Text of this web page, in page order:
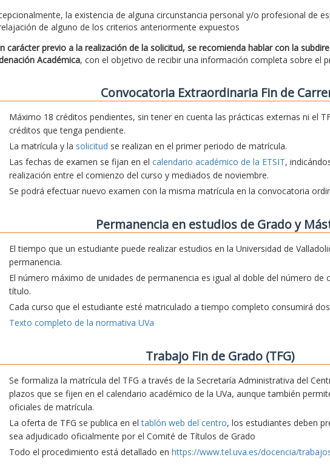
la existencia de alguna circunstancia personal y/o profesional de
de alguno de los criterios anteriormente expuestos
carácter previo a la realización de la solicitud, se recomienda hablar con la
Académica, con el objetivo de recibir una información completa sobre el
Convocatoria Extraordinaria Fin de
Máximo 18 créditos pendientes, sin tener en cuenta las prácticas externas ni el
créditos que tenga pendiente.
La matrícula y la solicitud se realizan en el primer periodo de matrícula.
Las fechas de examen se fijan en el calendario académico de la ETSIT,
realización entre el comienzo del curso y mediados de noviembre.
Se podrá efectuar nuevo examen con la misma matrícula en la convocatoria
Permanencia en estudios de Grado y
El tiempo que un estudiante puede realizar estudios en la Universidad de
permanencia.
El número máximo de unidades de permanencia es igual al doble del número de
título.
Cada curso que el estudiante esté matriculado a tiempo completo consumirá
Texto completo de la normativa UVa
Trabajo Fin de Grado (TFG)
Se formaliza la matrícula del TFG a través de la Secretaría Administrativa del
plazos que se fijen en el calendario académico de la UVa, aunque también
oficiales de matrícula.
La oferta de TFG se publica en eltablón web del centro, los estudiantes deben
sea adjudicado oficialmente por el Comité de Títulos de Grado
Todo el procedimiento está detallado en https://www.tel.uva.es/docencia/